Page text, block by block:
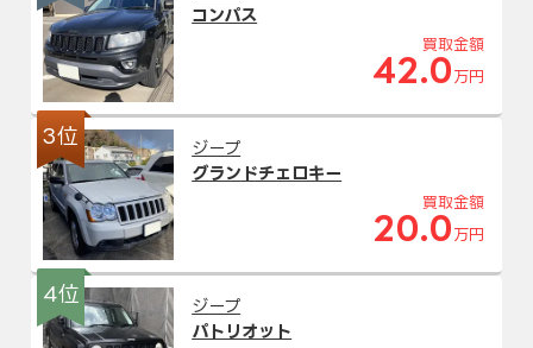
コンパス
買取金額
42.0 万円
3位
ジープ
グランドチェロキー
買取金額
20.0 万円
4位
ジープ
パトリオット